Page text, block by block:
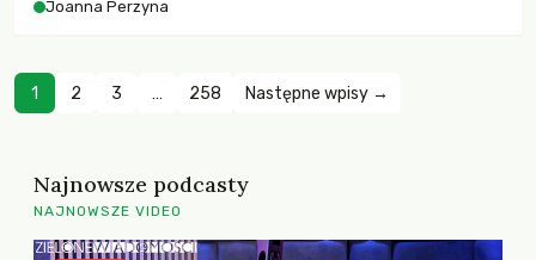
zachodzących zmian klimatycznych. Wymagać to będzie
Joanna Perzyna
1 2 3 … 258 Następne wpisy →
Najnowsze podcasty
NAJNOWSZE VIDEO